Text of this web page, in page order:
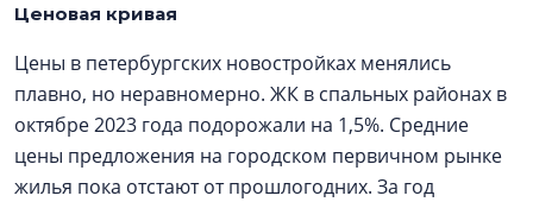
Ценовая кривая
Цены в петербургских новостройках менялись
плавно, но неравномерно. ЖК в спальных районах в
октябре 2023 года подорожали на 1,5%. Средние
цены предложения на городском первичном рынке
жилья пока отстают от прошлогодних. За год